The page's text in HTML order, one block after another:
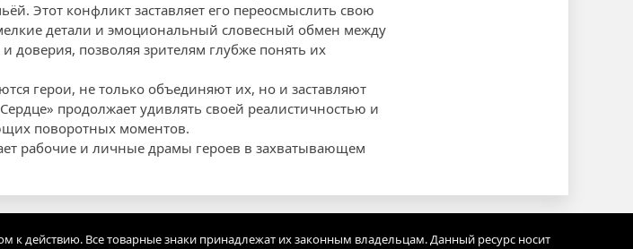
Этот конфликт заставляет его переосмыслить свою
детали и эмоциональный словесный обмен между
позволяя зрителям глубже понять их
герои, не только объединяют их, но и заставляют
продолжает удивлять своей реалистичностью и
поворотных моментов.
рабочие и личные драмы героев в захватывающем
действию. Все товарные знаки принадлежат их законным владельцам. Данный ресурс носит